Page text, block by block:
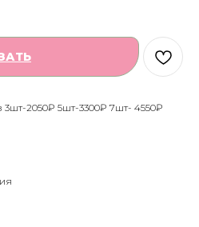
3шт-2050₽ 5шт-3300₽ 7шт- 4550₽